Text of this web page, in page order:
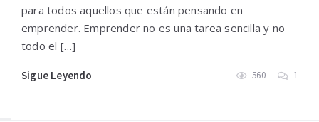
para todos aquellos que están pensando en
emprender. Emprender no es una tarea sencilla y no
todo el […]
Sigue Leyendo 560 1